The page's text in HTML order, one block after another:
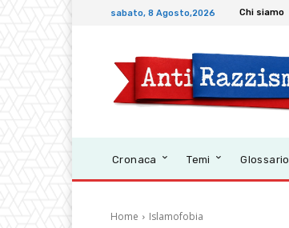
sabato, 8 Agosto,2026 Chi siamo
Cronaca Temi Glossario
Home Islamofobia